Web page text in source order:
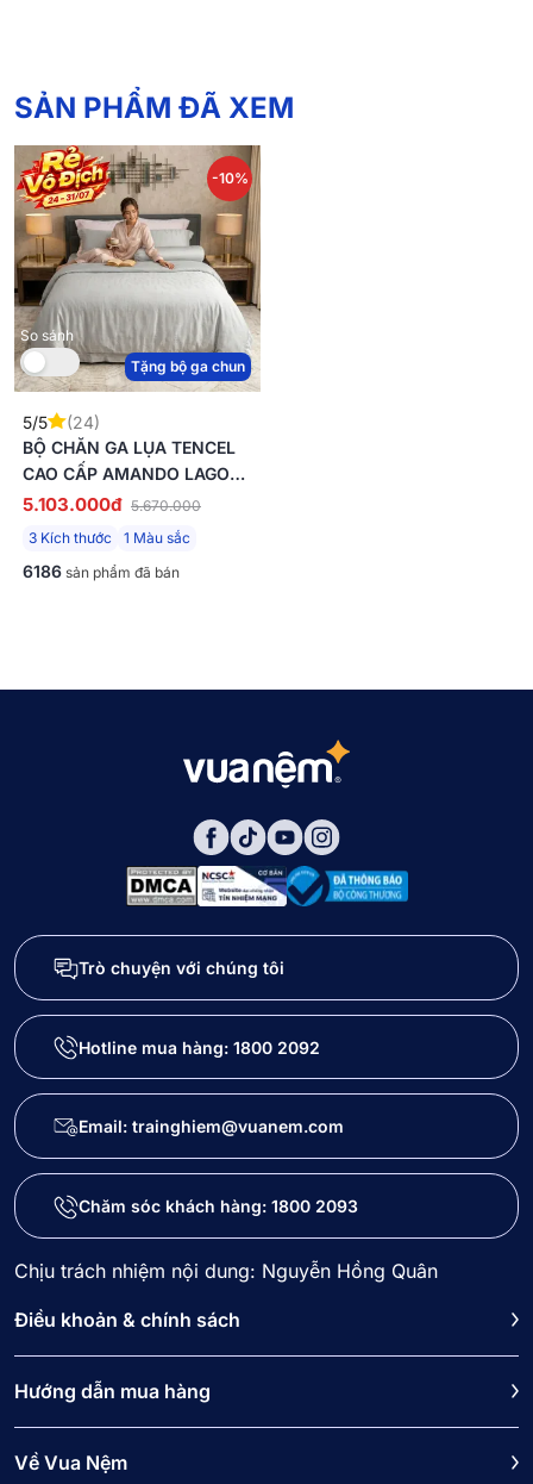
SẢN PHẨM ĐÃ XEM
So sánh
-10%
Tặng bộ ga chun
5/5
(24)
BỘ CHĂN GA LỤA TENCEL
CAO CẤP AMANDO LAGOM
5 CHI TIẾT MÀU XÁM
5.103.000đ 5.670.000
3 Kích thước
1 Màu sắc
6186 sản phẩm đã bán
Trò chuyện với chúng tôi
Hotline mua hàng: 1800 2092
Email: trainghiem@vuanem.com
Chăm sóc khách hàng: 1800 2093
Chịu trách nhiệm nội dung: Nguyễn Hồng Quân
Điều khoản & chính sách
Hướng dẫn mua hàng
Về Vua Nệm